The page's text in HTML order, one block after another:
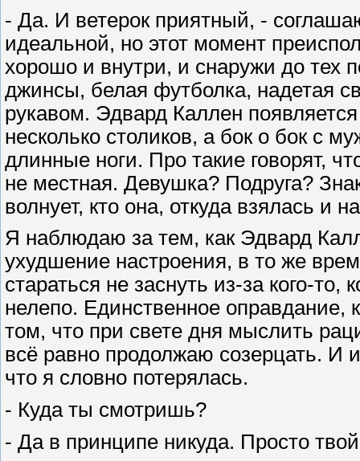
- Да. И ветерок приятный, -
идеальной, но этот момент
хорошо и внутри, и снаружи до тех
джинсы, белая футболка, надетая
рукавом. Эдвард Каллен
несколько столиков, а бок о бок с
длинные ноги. Про такие говорят,
не местная. Девушка? Подруга?
волнует, кто она, откуда взялась и
Я наблюдаю за тем, как Эдвард
ухудшение настроения, в то же
стараться не заснуть из-за кого-
нелепо. Единственное оправдание,
том, что при свете дня мыслить
всё равно продолжаю созерцать. И
что я словно потерялась.
- Куда ты смотришь?
- Да в принципе никуда. Просто